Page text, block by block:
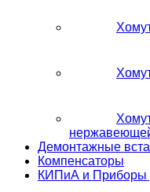
Демонтажные
Компенсаторы
КИПиА и Приборы